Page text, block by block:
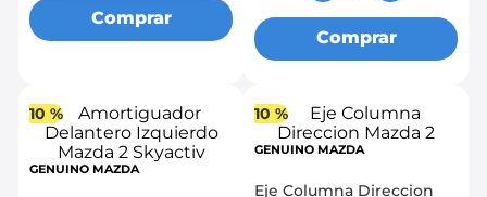
Comprar
Comprar
10 %
GENUINO MAZDA
10 %
GENUINO MAZDA
Eje Columna Direccion